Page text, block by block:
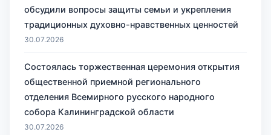
обсудили вопросы защиты семьи и укрепления
традиционных духовно-нравственных ценностей
30.07.2026
Состоялась торжественная церемония открытия
общественной приемной регионального
отделения Всемирного русского народного
собора Калининградской области
30.07.2026